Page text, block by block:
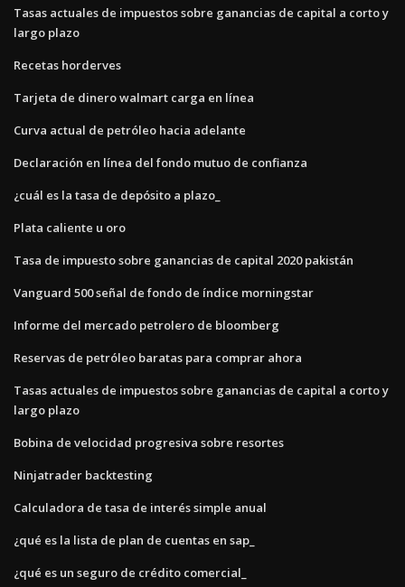
Tasas actuales de impuestos sobre ganancias de capital a corto y
largo plazo
Recetas horderves
Tarjeta de dinero walmart carga en línea
Curva actual de petróleo hacia adelante
Declaración en línea del fondo mutuo de confianza
¿cuál es la tasa de depósito a plazo_
Plata caliente u oro
Tasa de impuesto sobre ganancias de capital 2020 pakistán
Vanguard 500 señal de fondo de índice morningstar
Informe del mercado petrolero de bloomberg
Reservas de petróleo baratas para comprar ahora
Tasas actuales de impuestos sobre ganancias de capital a corto y
largo plazo
Bobina de velocidad progresiva sobre resortes
Ninjatrader backtesting
Calculadora de tasa de interés simple anual
¿qué es la lista de plan de cuentas en sap_
¿qué es un seguro de crédito comercial_